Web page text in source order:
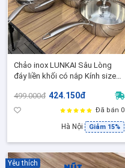
Chảo inox LUNKAI Sâu Lòng
đáy liền khối có nắp Kính size
499.000đ 424.150đ
Đã bán 0
Hà Nội Giảm 15%
Yêu thích